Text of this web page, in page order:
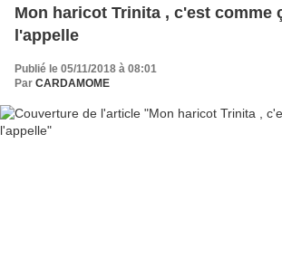
Mon haricot Trinita , c'est comme
l'appelle
Publié le 05/11/2018 à 08:01
Par CARDAMOME